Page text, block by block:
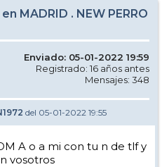
MADRID . NEW PERRO
Enviado: 05-01-2022 19:59
Registrado: 16 años antes
Mensajes: 348
del 05-01-2022 19:55
A o a mi con tu n de tlf y
vosotros